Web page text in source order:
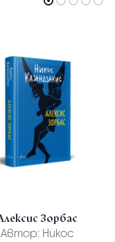
Зорбас
Автор: Никос